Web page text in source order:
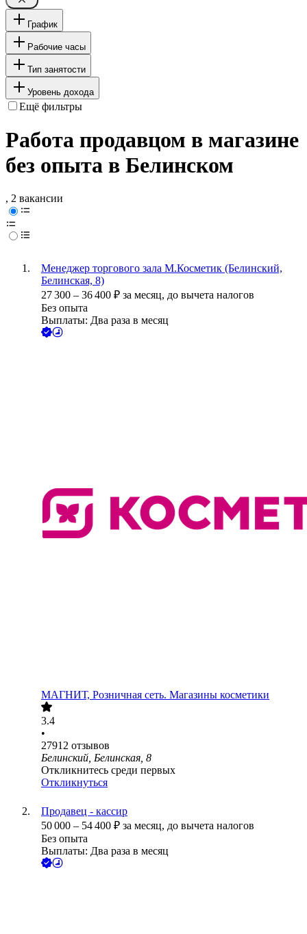
График
Рабочие часы
Тип занятости
Уровень дохода
Ещё фильтры
Работа продавцом в магазине
без опыта в Белинском
, 2 вакансии
Менеджер торгового зала М.Косметик (Белинский,
Белинская, 8)
27 300 – 36 400 ₽ за месяц, до вычета налогов
Без опыта
Выплаты: Два раза в месяц
МАГНИТ, Розничная сеть. Магазины косметики
3.4
•
27912 отзывов
Белинский, Белинская, 8
Откликнитесь среди первых
Откликнуться
Продавец - кассир
50 000 – 54 400 ₽ за месяц, до вычета налогов
Без опыта
Выплаты: Два раза в месяц